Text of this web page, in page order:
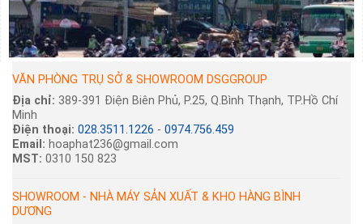
VĂN PHÒNG TRỤ SỞ & SHOWROOM DSGGROUP
Địa chỉ: 389-391 Điện Biên Phủ, P.25, Q.Bình Thạnh, TP.Hồ Chí
Minh
Điện thoại: 028.3511.1226 - 0974.756.459
Email: hoaphat236@gmail.com
MST: 0310 150 823
SHOWROOM - NHÀ MÁY SẢN XUẤT & KHO HÀNG BÌNH
DƯƠNG